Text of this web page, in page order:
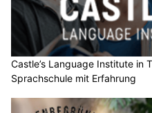
Castle’s Language Institute in
Sprachschule mit Erfahrung